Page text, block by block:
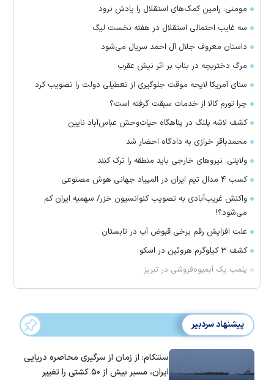
مومنی: رامین کمک‌های استقلال را یادش نرود
سه غایب احتمالی استقلال در هفته نخست لیگ
داستان معروف جلال آل احمد سریال می‌شود
مرگ دختربچه در بناب بر اثر نیش عقرب
سنای آمریکا لایحه موقت جلوگیری از تعطیلی دولت را تصویب کرد
چرا تورم کالا از خدمات سبقت گرفته است؟
کشف لاشه پلنگ در پناهگاه حیات‌وحش عباس‌آباد نایین
محمدباقر خرازی به دادگاه احضار شد
ولایتی: نیرو‌های خارجی باید منطقه را ترک کنند
کسب ۴ مدال تیم ایران در المپیاد جهانی هوش مصنوعی
واکنش غریب‌آبادی به تصویب کنوانسیون خزر/ سهمیه ایران کم
می‌شود؟!
علت افزایش رقم برخی قبوض آب در تابستان
کشف ۳ کیلوگرم هروئین در اسکو
پلمب یک آبمیوه‌فروشی در تبریز
پیشنهاد سردبیر
سنتکام: از زمان از سرگیری محاصره دریایی
ایران، مسیر بیش از ۵۰ کشتی را تغییر